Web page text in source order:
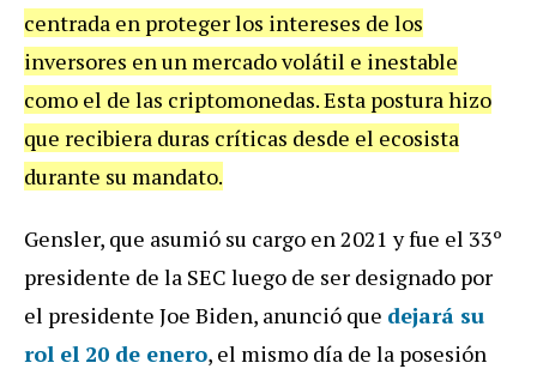
centrada en proteger los intereses de los
inversores en un mercado volátil e inestable
como el de las criptomonedas. Esta postura hizo
que recibiera duras críticas desde el ecosista
durante su mandato.
Gensler, que asumió su cargo en 2021 y fue el 33º
presidente de la SEC luego de ser designado por
el presidente Joe Biden, anunció que dejará su
rol el 20 de enero, el mismo día de la posesión